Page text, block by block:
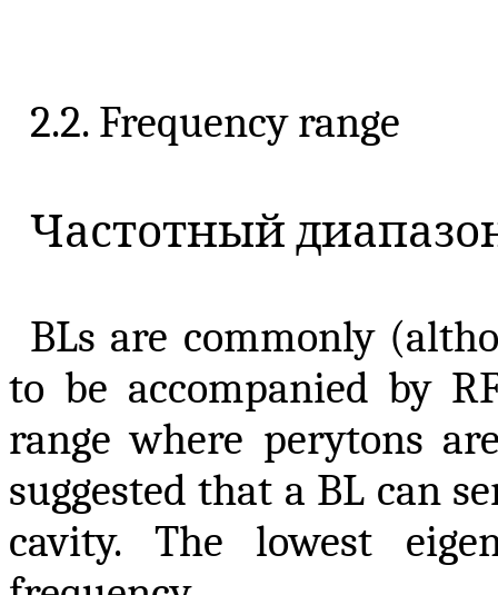
2.2. Frequency range
Частотный
BLs are commonly
to be accompanied by
range where perytons
suggested that a BL can
cavity. The lowest